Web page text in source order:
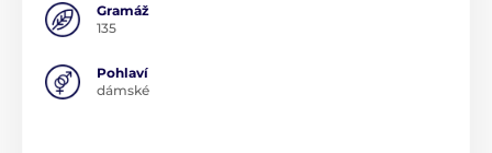
Gramáž
135
Pohlaví
dámské